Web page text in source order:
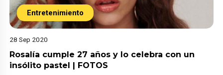
Entretenimiento
28 Sep 2020
Rosalía cumple 27 años y lo celebra con un
insólito pastel | FOTOS